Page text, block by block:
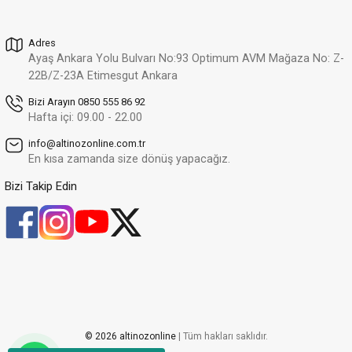
%32
Yeni
Zirkon Taşlı Modern Tasarım Çift Sıra Ayartlanabilir Yeşil Altın Yüzük
17.210,87 TL
Yeni
Modern Ve Zarif Tasarım Şık Yeşil Altın Yüzük
17.250,79 TL
%30
Altınöz Mücevherat
Zirkon Taşlı Modern Tasarım Şık Yeşil Altın Yüzük
20.647,66 TL
Adres
Ayaş Ankara Yolu Bulvarı No:93 Optimum AVM Mağaza No: Z-
22B/Z-23A Etimesgut Ankara
Bizi Arayın 0850 555 86 92
Hafta içi: 09.00 - 22.00
info@altinozonline.com.tr
En kısa zamanda size dönüş yapacağız.
Bizi Takip Edin
© 2026 altinozonline | Tüm hakları saklıdır.